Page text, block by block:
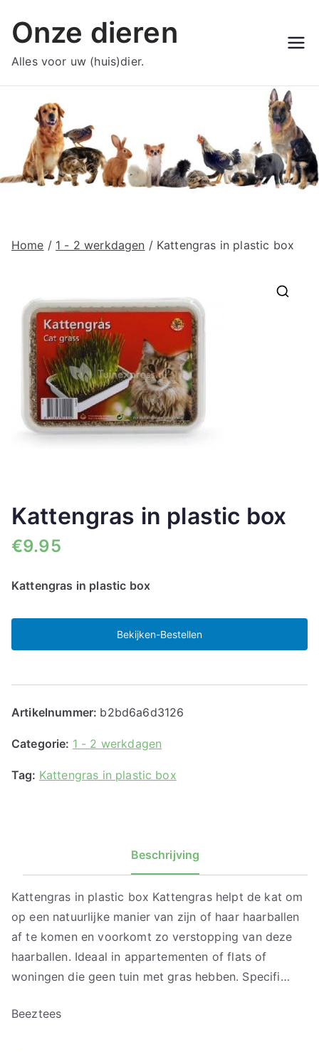
naar
inhoud
Onze dieren
Alles voor uw (huis)dier.
Home / 1 - 2 werkdagen / Kattengras in plastic box
Kattengras in plastic box
€9.95
Kattengras in plastic box
Bekijken-Bestellen
Artikelnummer: b2bd6a6d3126
Categorie: 1 - 2 werkdagen
Tag: Kattengras in plastic box
Beschrijving
Kattengras in plastic box Kattengras helpt de kat om
op een natuurlijke manier van zijn of haar haarballen
af te komen en voorkomt zo verstopping van deze
haarballen. Ideaal in appartementen of flats of
woningen die geen tuin met gras hebben. Specifi…
Beeztees